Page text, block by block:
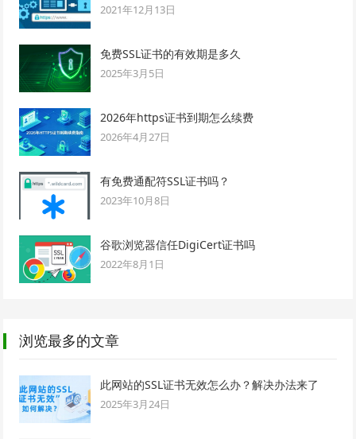
2021年12月13日
免费SSL证书的有效期是多久
2025年3月5日
2026年https证书到期怎么续费
2026年4月27日
有免费通配符SSL证书吗？
2023年10月8日
谷歌浏览器信任DigiCert证书吗
2022年8月1日
浏览最多的文章
此网站的SSL证书无效怎么办？解决办法来了
2025年3月24日